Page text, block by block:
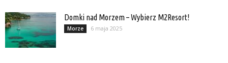
Domki nad Morzem – Wybierz M2Resort!
Morze 6 maja 2025